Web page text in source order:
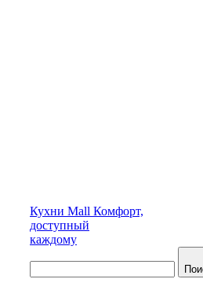
Кухни Mall Комфорт,
доступный
каждому